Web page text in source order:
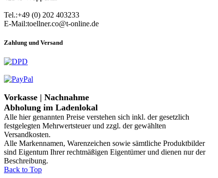
Tel.:+49 (0) 202 403233
E-Mail:toellner.co@t-online.de
Zahlung und Versand
Vorkasse | Nachnahme
Abholung im Ladenlokal
Alle hier genannten Preise verstehen sich inkl. der gesetzlich
festgelegten Mehrwertsteuer und zzgl. der gewählten
Versandkosten.
Alle Markennamen, Warenzeichen sowie sämtliche Produktbilder
sind Eigentum Ihrer rechtmäßigen Eigentümer und dienen nur der
Beschreibung.
Back to Top